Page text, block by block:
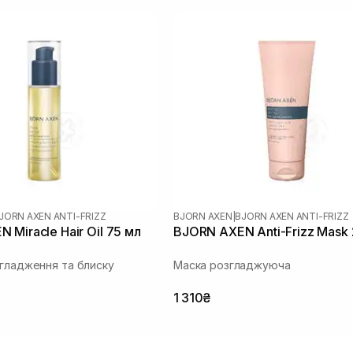
AXEN ANTI-FRIZZ
Miracle Hair Oil 75 мл
та блиску
BJORN AXEN BJORN AXEN ANTI-FRIZZ
BJORN AXEN Anti-Frizz
Маска розгладжуюча
1 310₴